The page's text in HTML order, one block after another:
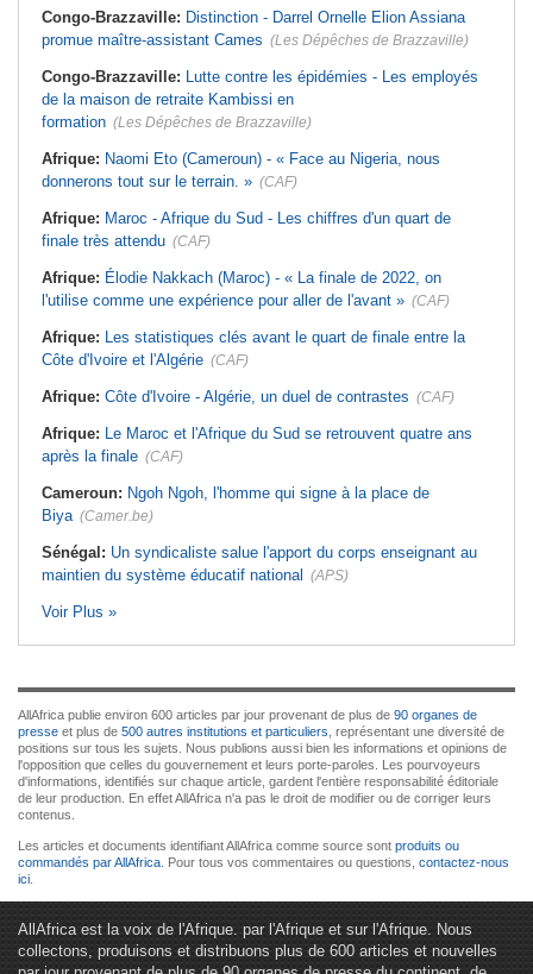
Congo-Brazzaville: Distinction - Darrel Ornelle Elion Assiana
promue maître-assistant Cames (Les Dépêches de Brazzaville)
Congo-Brazzaville: Lutte contre les épidémies - Les employés
de la maison de retraite Kambissi en
formation (Les Dépêches de Brazzaville)
Afrique: Naomi Eto (Cameroun) - « Face au Nigeria, nous
donnerons tout sur le terrain. » (CAF)
Afrique: Maroc - Afrique du Sud - Les chiffres d'un quart de
finale très attendu (CAF)
Afrique: Élodie Nakkach (Maroc) - « La finale de 2022, on
l'utilise comme une expérience pour aller de l'avant » (CAF)
Afrique: Les statistiques clés avant le quart de finale entre la
Côte d'Ivoire et l'Algérie (CAF)
Afrique: Côte d'Ivoire - Algérie, un duel de contrastes (CAF)
Afrique: Le Maroc et l'Afrique du Sud se retrouvent quatre ans
après la finale (CAF)
Cameroun: Ngoh Ngoh, l'homme qui signe à la place de
Biya (Camer.be)
Sénégal: Un syndicaliste salue l'apport du corps enseignant au
maintien du système éducatif national (APS)
Voir Plus »
AllAfrica publie environ 600 articles par jour provenant de plus de 90 organes de
presse et plus de 500 autres institutions et particuliers , représentant une diversité de
positions sur tous les sujets. Nous publions aussi bien les informations et opinions de
l'opposition que celles du gouvernement et leurs porte-paroles. Les pourvoyeurs
d'informations, identifiés sur chaque article, gardent l'entière responsabilité éditoriale
de leur production. En effet AllAfrica n'a pas le droit de modifier ou de corriger leurs
contenus.
Les articles et documents identifiant AllAfrica comme source sont produits ou
commandés par AllAfrica . Pour tous vos commentaires ou questions, contactez-nous
ici
AllAfrica est la voix de l'Afrique. par l'Afrique et sur l'Afrique. Nous
collectons, produisons et distribuons plus de 600 articles et nouvelles